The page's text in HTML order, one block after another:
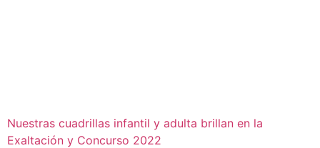
Nuestras cuadrillas infantil y adulta brillan en la
Exaltación y Concurso 2022